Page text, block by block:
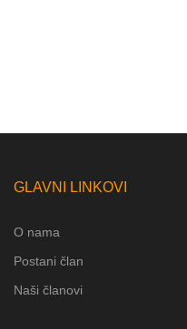
GLAVNI LINKOVI
O nama
Postani član
Naši članovi